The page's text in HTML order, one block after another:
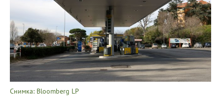
Снимка: Bloomberg LP